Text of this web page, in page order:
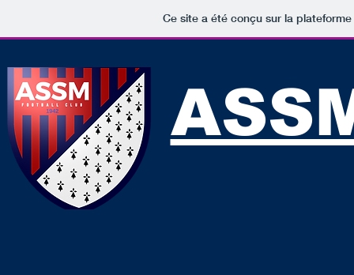
Ce site a été conçu sur la